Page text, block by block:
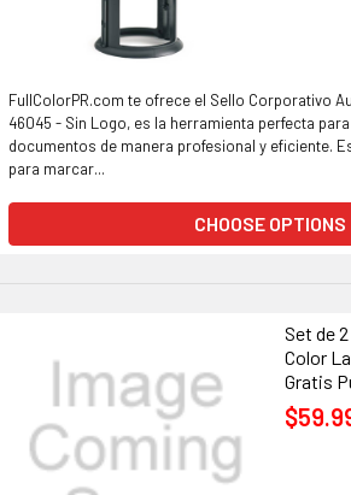
FullColorPR.com te ofrece el Sello Corporativo
46045 - Sin Logo, es la herramienta perfecta
documentos de manera profesional y eficiente.
para marcar...
CHOOSE OPTIONS
Set de
Color
Gratis